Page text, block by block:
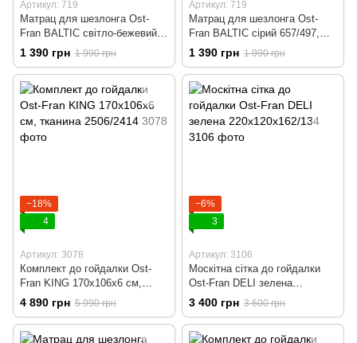
Артикул: 719
Матрац для шезлонга Ost-
Fran BALTIC світло-бежевий
меланж 4212,192x60x5 см
1 390 грн 1 990 грн
Артикул: 719
Матрац для шезлонга Ost-
Fran BALTIC сірий 657/497,
192x60x5 см
1 390 грн 1 990 грн
−18%
4
Артикул: 3078
Комплект до гойдалки Ost-
Fran KING 170x106x6 см,
тканина 2506/2414
4 890 грн 5 990 грн
−6%
3
Артикул: 3106
Москітна сітка до гойдалки
Ost-Fran DELI зелена
220х120х162/134
3 400 грн 3 600 грн